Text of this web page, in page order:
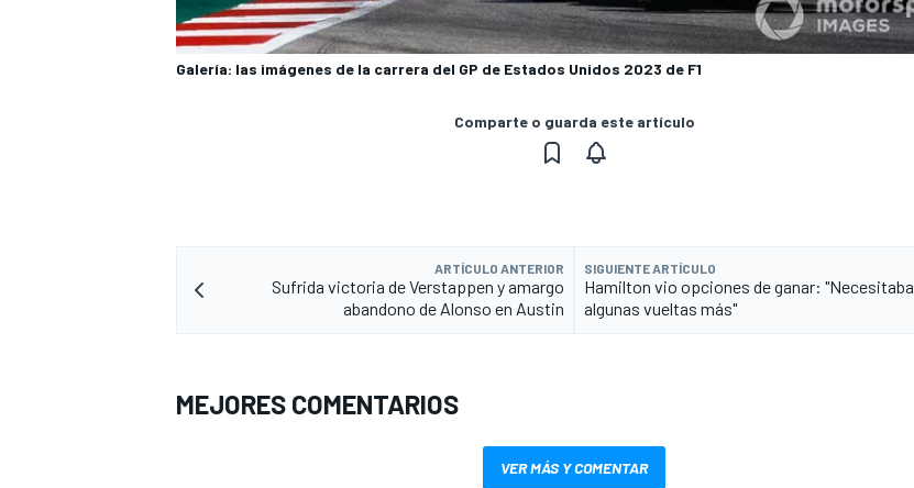
Galería: las imágenes de la carrera del GP de Estados Unidos 2023 de F1
Comparte o guarda este artículo
ARTÍCULO ANTERIOR
Sufrida victoria de Verstappen y amargo
abandono de Alonso en Austin
SIGUIENTE ARTÍCULO
Hamilton vio opciones de ganar: "Necesitaba
algunas vueltas más"
MEJORES COMENTARIOS
VER MÁS Y COMENTAR